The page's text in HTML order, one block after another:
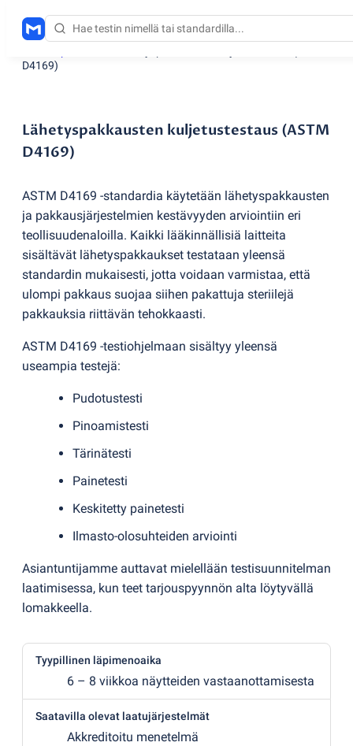
D4169)
Lähetyspakkausten kuljetustestaus (ASTM
D4169)
ASTM D4169 -standardia käytetään lähetyspakkausten
ja pakkausjärjestelmien kestävyyden arviointiin eri
teollisuudenaloilla. Kaikki lääkinnällisiä laitteita
sisältävät lähetyspakkaukset testataan yleensä
standardin mukaisesti, jotta voidaan varmistaa, että
ulompi pakkaus suojaa siihen pakattuja steriilejä
pakkauksia riittävän tehokkaasti.
ASTM D4169 -testiohjelmaan sisältyy yleensä
useampia testejä:
Pudotustesti
Pinoamistesti
Tärinätesti
Painetesti
Keskitetty painetesti
Ilmasto-olosuhteiden arviointi
Asiantuntijamme auttavat mielellään testisuunnitelman
laatimisessa, kun teet tarjouspyynnön alta löytyvällä
lomakkeella.
Tyypillinen läpimenoaika
6 – 8 viikkoa näytteiden vastaanottamisesta
Saatavilla olevat laatujärjestelmät
Akkreditoitu menetelmä